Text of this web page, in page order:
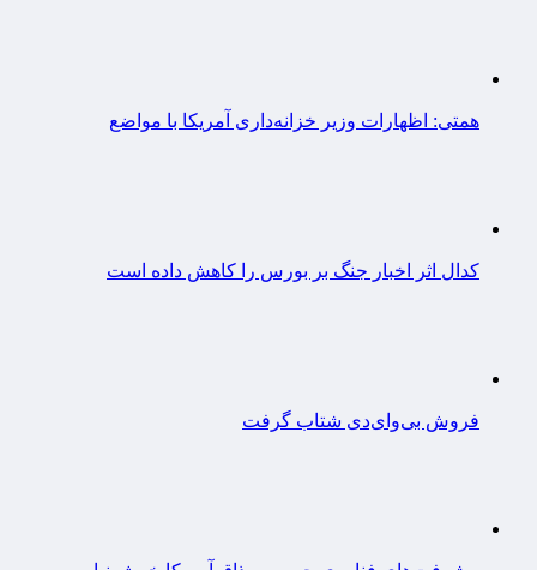
همتی: اظهارات وزیر خزانه‌داری آمریکا با مواضع
کدال اثر اخبار جنگ بر بورس را کاهش داده است
فروش بی‌وای‌دی شتاب گرفت